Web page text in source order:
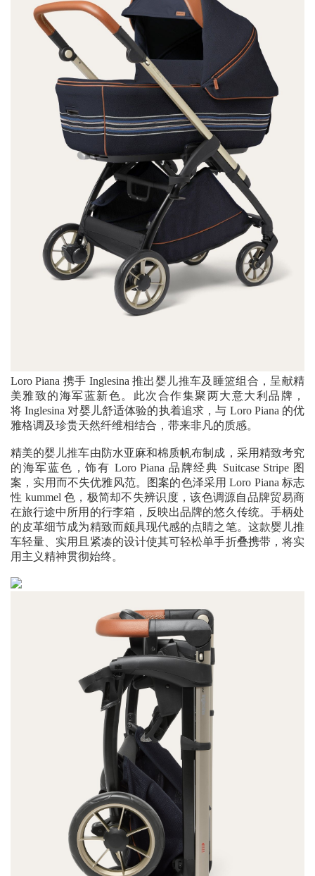
Loro Piana 携手 Inglesina 推出婴儿推车及睡篮组合，呈献精
美雅致的海军蓝新色。此次合作集聚两大意大利品牌，
将 Inglesina 对婴儿舒适体验的执着追求，与 Loro Piana 的优
雅格调及珍贵天然纤维相结合，带来非凡的质感。
精美的婴儿推车由防水亚麻和棉质帆布制成，采用精致考究
的海军蓝色，饰有 Loro Piana 品牌经典 Suitcase Stripe 图
案，实用而不失优雅风范。图案的色泽采用 Loro Piana 标志
性 kummel 色，极简却不失辨识度，该色调源自品牌贸易商
在旅行途中所用的行李箱，反映出品牌的悠久传统。手柄处
的皮革细节成为精致而颇具现代感的点睛之笔。这款婴儿推
车轻量、实用且紧凑的设计使其可轻松单手折叠携带，将实
用主义精神贯彻始终。